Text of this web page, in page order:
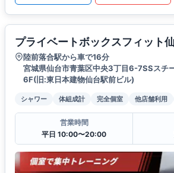
プライベートボックスフィット
陸前落合駅から車で16分
宮城県仙台市青葉区中央3丁目6-7SSスチ
6F(旧:東日本建物仙台駅前ビル)
シャワー 体組成計 完全個室 他店舗利用
営業時間
平日 10:00〜20:00